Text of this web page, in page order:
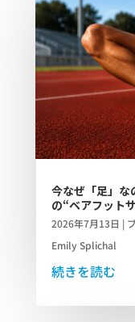
今なぜ「足」な
の“ベアフット
2026年7月13日 |
Emily Splichal
続きを読む